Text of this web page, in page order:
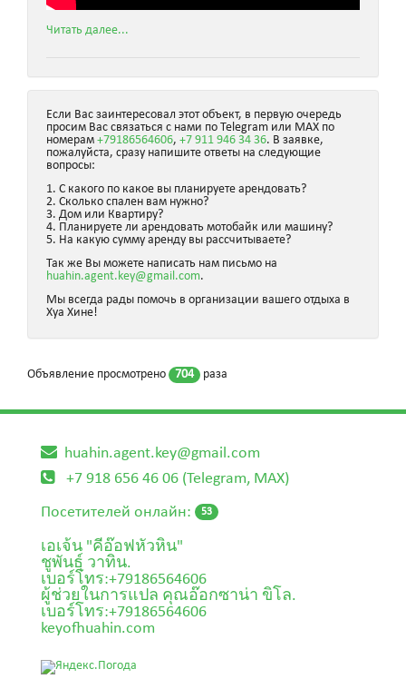
Читать далее...
Если Вас заинтересовал этот объект, в первую очередь
просим Вас связаться с нами по Telegram или MAX по
номерам +79186564606, +7 911 946 34 36. В заявке,
пожалуйста, сразу напишите ответы на следующие
вопросы:
1. С какого по какое вы планируете арендовать?
2. Сколько спален вам нужно?
3. Дом или Квартиру?
4. Планируете ли арендовать мотобайк или машину?
5. На какую сумму аренду вы рассчитываете?
Так же Вы можете написать нам письмо на
huahin.agent.key@gmail.com.
Мы всегда рады помочь в организации вашего отдыха в
Хуа Хине!
Объявление просмотрено 704 раза
huahin.agent.key@gmail.com
+7 918 656 46 06 (Telegram, MAX)
Посетителей онлайн:
53
เอเจ้น "คีอ๊อฟหัวหิน"
ชูพันธุ์ วาทิน.
เบอร์โทร:+79186564606
ผู้ช่วยในการแปล คุณอ๊อกซาน่า ขิโล.
เบอร์โทร:+79186564606
keyofhuahin.com